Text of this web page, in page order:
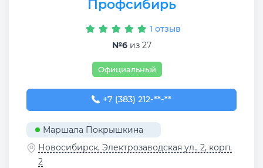
Профсибирь
1 отзыв
№6из 27
Официальный
+7 (383) 212-99-99
+7 (383) 212-**-**
Маршала Покрышкина
Новосибирск, Электрозаводская ул., 2, корп.
2